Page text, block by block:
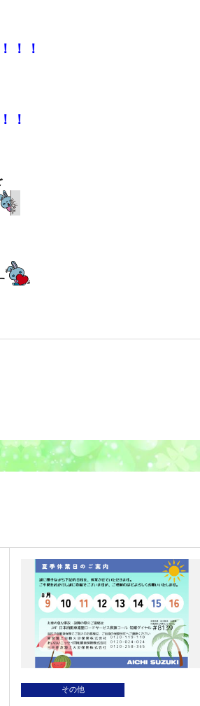
！！
！
その他